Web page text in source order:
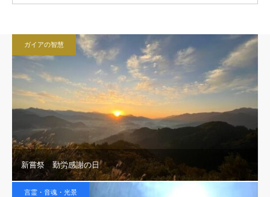
ガイアの智慧
新嘗祭 勤労感謝の日
言霊・音魂・光景